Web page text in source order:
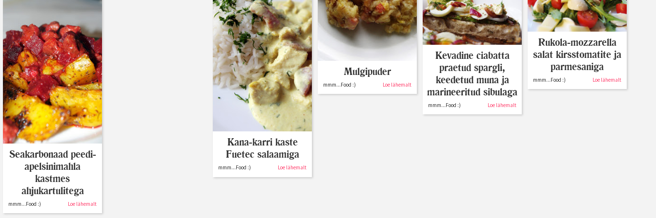
Mulgipuder
mmm...Food :) Loe lähemalt
Rukola-mozzarella
salat kirsstomatite ja
parmesaniga
mmm...Food :) Loe lähemalt
Kana-karri kaste
Fuetec salaamiga
mmm...Food :) Loe lähemalt
Kevadine ciabatta
praetud spargli,
keedetud muna ja
marineeritud sibulaga
mmm...Food :) Loe lähemalt
Seakarbonaad peedi-
apelsinimahla
kastmes
ahjukartulitega
mmm...Food :) Loe lähemalt